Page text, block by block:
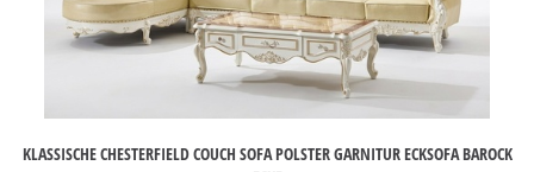
KLASSISCHE CHESTERFIELD COUCH SOFA POLSTER GARNITUR ECKSOFA BAROCK